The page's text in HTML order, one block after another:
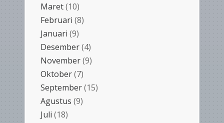
Maret(10)
Februari (8)
Januari (9)
Desember(4)
November(9)
Oktober(7)
September(15)
Agustus (9)
Juli (18)